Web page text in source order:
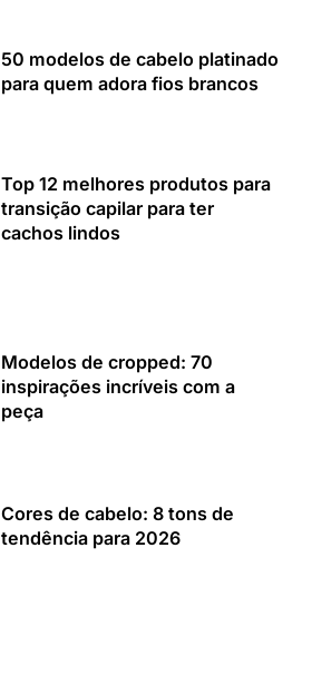
50 modelos de cabelo platinado
para quem adora fios brancos
Top 12 melhores produtos para
transição capilar para ter
cachos lindos
Modelos de cropped: 70
inspirações incríveis com a
peça
Cores de cabelo: 8 tons de
tendência para 2026